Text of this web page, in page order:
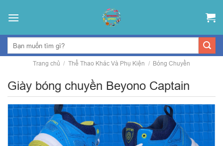
Trang chủ / Thể Thao Khác Và Phụ Kiện / Bóng Chuyền
Giày bóng chuyền Beyono Captain